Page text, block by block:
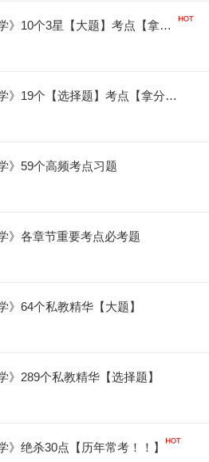
》10个3星【大题】考点【拿分
》19个【选择题】考点【拿分必
》59个高频考点习题
》各章节重要考点必考题
》64个私教精华【大题】
》289个私教精华【选择题】
》绝杀30点【历年常考！！】